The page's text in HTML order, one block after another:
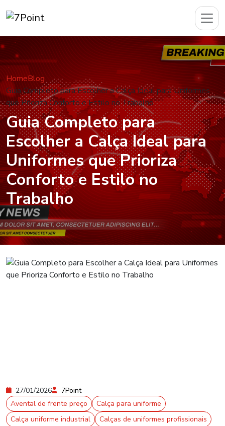
HomeBlog
Guia Completo para Escolher a Calça Ideal para Uniformes
que Prioriza Conforto e Estilo no Trabalho
Guia Completo para
Escolher a Calça Ideal para
Uniformes que Prioriza
Conforto e Estilo no
Trabalho
27/01/2026
7Point
Avental de frente preço
Calça para uniforme
Calça uniforme industrial
Calças de uniformes profissionais